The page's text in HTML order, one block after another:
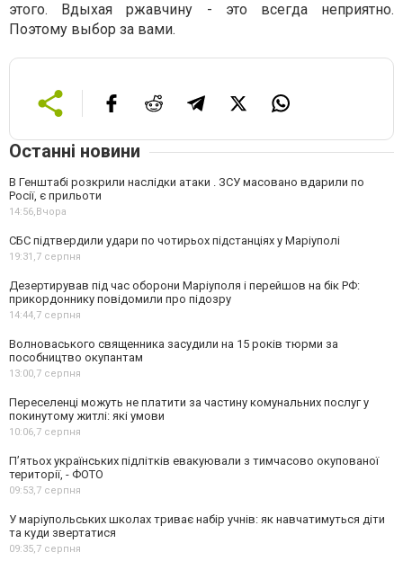
этого. Вдыхая ржавчину - это всегда неприятно.
Поэтому выбор за вами.
Останні новини
В Генштабі розкрили наслідки атаки . ЗСУ масовано вдарили по
Росії, є прильоти
14:56,Вчора
СБС підтвердили удари по чотирьох підстанціях у Маріуполі
19:31,7 серпня
Дезертирував під час оборони Маріуполя і перейшов на бік РФ:
прикордоннику повідомили про підозру
14:44,7 серпня
Волноваського священника засудили на 15 років тюрми за
пособництво окупантам
13:00,7 серпня
Переселенці можуть не платити за частину комунальних послуг у
покинутому житлі: які умови
10:06,7 серпня
П’ятьох українських підлітків евакуювали з тимчасово окупованої
території, - ФОТО
09:53,7 серпня
У маріупольських школах триває набір учнів: як навчатимуться діти
та куди звертатися
09:35,7 серпня